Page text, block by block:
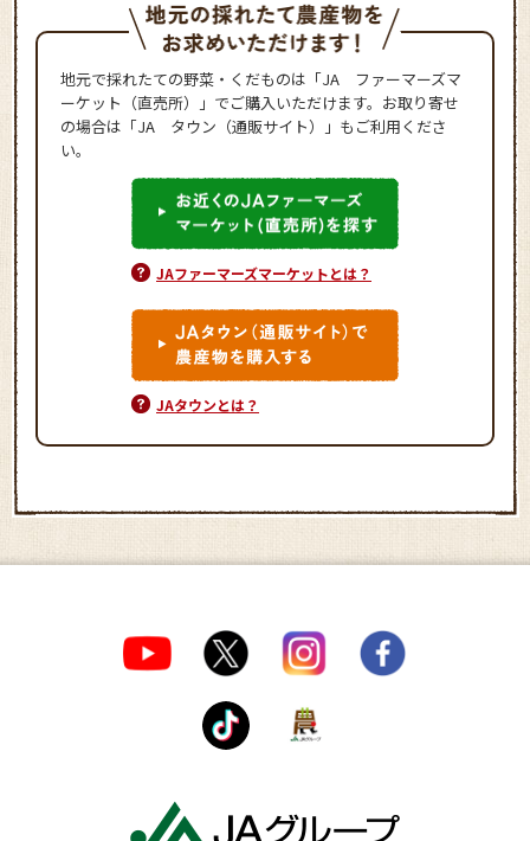
地元で採れたての野菜・くだものは「JA ファーマーズマ
ーケット（直売所）」でご購入いただけます。お取り寄せ
の場合は「JA タウン（通販サイト）」もご利用くださ
い。
JAファーマーズマーケットとは？
JAタウンとは？